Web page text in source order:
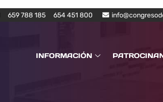
659 788 185 654 451 800
INFORMACIÓN